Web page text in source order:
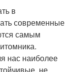
в
современные
самым
нас наиболее
не